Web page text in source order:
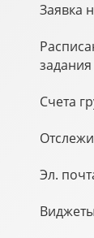
Заявка
задания
Счета
Эл.